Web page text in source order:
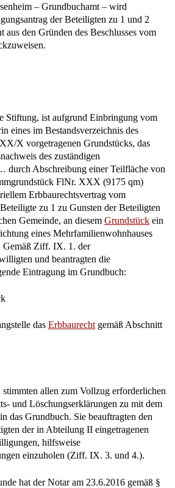
– Grundbuchamt – wird
der Beteiligten zu 1 und 2
aus den Gründen des Beschlusses vom
Stiftung, ist aufgrund Einbringung vom
eines im Bestandsverzeichnis des
X vorgetragenen Grundstücks, das
des zuständigen
durch Abschreibung einer Teilfläche von
FlNr. XXX (9175 qm)
Erbbaurechtsvertrag vom
zu 1 zu Gunsten der Beteiligten
Gemeinde, an diesem Grundstück ein
eines Mehrfamilienwohnhauses
Gemäß Ziff. IX. 1. der
und beantragten die
Eintragung im Grundbuch:
das Erbbaurecht gemäß Abschnitt
allen zum Vollzug erforderlichen
und Löschungserklärungen zu mit dem
das Grundbuch. Sie beauftragten den
der in Abteilung II eingetragenen
hilfsweise
einzuholen (Ziff. IX. 3. und 4.).
hat der Notar am 23.6.2016 gemäß §